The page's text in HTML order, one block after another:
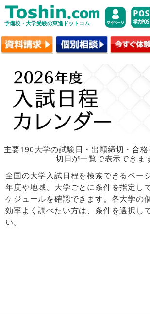
予備校・大学受験の東進ドットコム
主要190大学の試験日・出願締切・合
切日が一覧で表示できま
全国の大学入試日程を検索できるページ
年度や地域、大学ごとに条件を指定し
ケジュールを確認できます。各大学の
効率よく調べたい方は、条件を選択し
い。